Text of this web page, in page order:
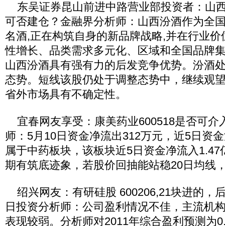
东吴证券昆山前进中路营业部投资者：山
可否建仓？金融界分析师：山西汾酒作为全
名酒,正在构筑自身的新品牌战略,并在行业
性增长、品类需求多元化、区域和全国品牌
山西汾酒具有强有力的后发竞争优势。汾酒
态势。短线该股仍处于调整态势中，继续观
省外市场具有不确定性。
宜春网友享受：康美药业600518是否可介
师：5月10日资金净流出312万元，近5日资
属于中药板块，该板块近5日资金净流入
期有筑底迹象，若股价回抽能站稳20日均线
绍兴网友：有研硅股 600206,21块进的，
日投资分析师：公司盈利情况不佳，主流机
表现较弱。分析师对2011年综合盈利预测为